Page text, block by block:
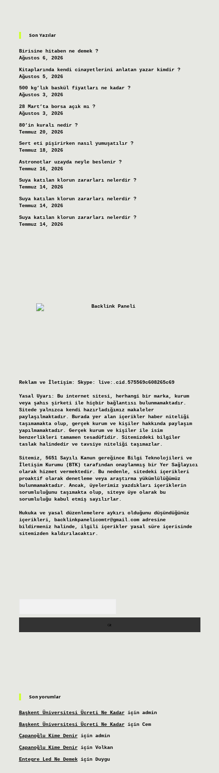
Son Yazılar
Birisine hitaben ne demek ?
Ağustos 6, 2026
Kitaplarında kendi cinayetlerini anlatan yazar kimdir ?
Ağustos 5, 2026
500 kg’lık baskül fiyatları ne kadar ?
Ağustos 3, 2026
28 Mart’ta borsa açık mı ?
Ağustos 3, 2026
80’in kuralı nedir ?
Temmuz 20, 2026
Sert eti pişirirken nasıl yumuşatılır ?
Temmuz 18, 2026
Astronotlar uzayda neyle beslenir ?
Temmuz 16, 2026
Suya katılan klorun zararları nelerdir ?
Temmuz 14, 2026
Suya katılan klorun zararları nelerdir ?
Temmuz 14, 2026
Suya katılan klorun zararları nelerdir ?
Temmuz 14, 2026
Reklam ve İletişim: Skype: live:.cid.575569c608265c69
Yasal Uyarı:
Bu internet sitesi, herhangi bir marka, kurum
veya şahıs şirketi ile hiçbir bağlantısı bulunmamaktadır.
Sitede yalnızca kendi hazırladığımız makaleler
paylaşılmaktadır. Burada yer alan içerikler haber niteliği
taşımamakta olup, gerçek kurum ve kişiler hakkında paylaşım
yapılmamaktadır. Gerçek kurum ve kişiler ile isim
benzerlikleri tamamen tesadüfidir. Sitemizdeki bilgiler
taslak halindedir ve tavsiye niteliği taşımazlar.
Sitemiz, 5651 Sayılı Kanun gereğince Bilgi Teknolojileri ve
İletişim Kurumu (BTK) tarafından onaylanmış bir Yer Sağlayıcı
olarak hizmet vermektedir. Bu nedenle, sitedeki içerikleri
proaktif olarak denetleme veya araştırma yükümlülüğümüz
bulunmamaktadır. Ancak, üyelerimiz yazdıkları içeriklerin
sorumluluğunu taşımakta olup, siteye üye olarak bu
sorumluluğu kabul etmiş sayılırlar.
Hukuka ve yasal düzenlemelere aykırı olduğunu düşündüğünüz
içerikleri, backlinkpanelicomtr@gmail.comadresine
bildirmeniz halinde, ilgili içerikler yasal süre içerisinde
sitemizden kaldırılacaktır.
Son yorumlar
Başkent Üniversitesi Ücreti Ne Kadariçin admin
Başkent Üniversitesi Ücreti Ne Kadariçin Cem
Çapanoğlu Kime Deniriçin admin
Çapanoğlu Kime Deniriçin Volkan
Entegre Led Ne Demekiçin Duygu